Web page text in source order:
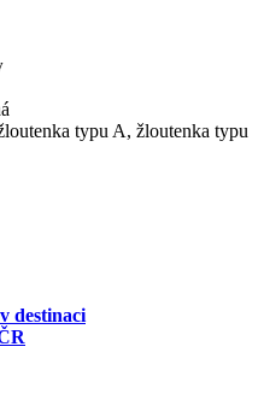
typu A, žloutenka typu
destinaci